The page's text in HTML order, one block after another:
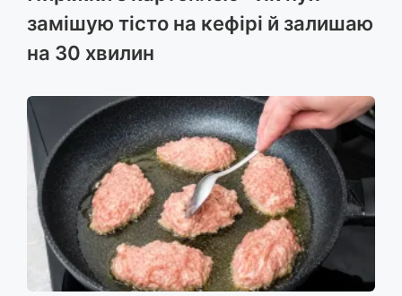
замішую тісто на кефірі й залишаю
на 30 хвилин